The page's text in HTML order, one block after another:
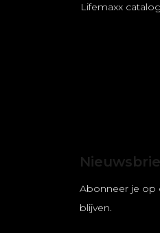
Lifemaxx
Abonneer je op
blijven.